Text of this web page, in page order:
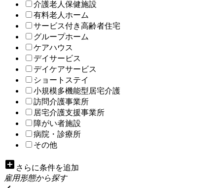
介護老人保健施設
有料老人ホーム
サービス付き高齢者住宅
グループホーム
ケアハウス
デイサービス
デイケアサービス
ショートステイ
小規模多機能型居宅介護
訪問介護事業所
居宅介護支援事業所
障がい者施設
病院・診療所
その他
add_box さらに条件を追加
雇用形態から探す